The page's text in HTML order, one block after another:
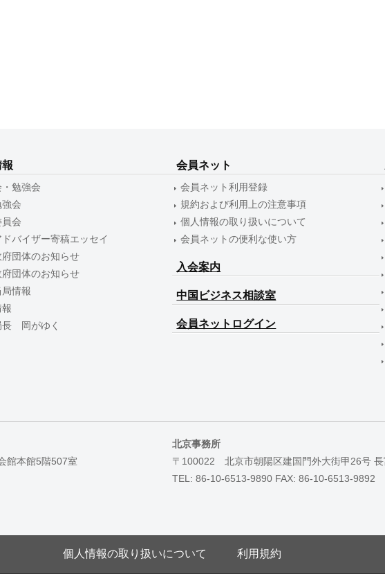
勉強会
会
会
バイザー寄稿エッセイ
団体のお知らせ
府団体のお知らせ
情報
長 岡がゆく
会員ネット
会員ネット利用登録
規約および利用上の注意事項
個人情報の取り扱いについて
会員ネットの便利な使い方
入会案内
中国ビジネス相談室
会員ネットログイン
館本館5階507室
北京事務所
〒100022 北京市朝陽区建国門外大街甲26号 長
TEL: 86-10-6513-9890 FAX: 86-10-6513-9892
個人情報の取り扱いについて 利用規約